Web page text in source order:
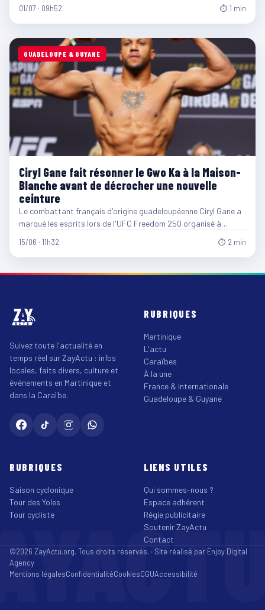
01/07 · 09h52 ⏱ 1 min
GUADELOUPE & GUYANE
Ciryl Gane fait résonner le Gwo Ka à la Maison-
Blanche avant de décrocher une nouvelle
ceinture
Le combattant français d'origine guadeloupéenne Ciryl Gane a
marqué les esprits lors de l'UFC Freedom 250 organisé à…
15/06 · 11h32 ⏱ 2 min
Suivez toute l'actualité en
temps réel sur ZayActu : infos
locales, faits divers, culture et
événements en Martinique et
dans la Caraïbe.
RUBRIQUES
Martinique
L'actu
Caraïbes
À la une
France & Internationale
Guadeloupe & Guyane
RUBRIQUES
Saison cyclonique
Tour des Yoles
Tour cycliste
LIENS UTILES
Qui sommes-nous ?
Espace adhérent
Régie publicitaire
Soutenir ZayActu
Contact
©2026 ZayActu.org. Tous droits réservés. · Site réalisé par Enjoy Digital
Agency
Mentions légalesConfidentialitéCookiesCGUAccessibilité